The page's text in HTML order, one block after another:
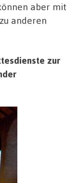
aber mit
anderen
zur